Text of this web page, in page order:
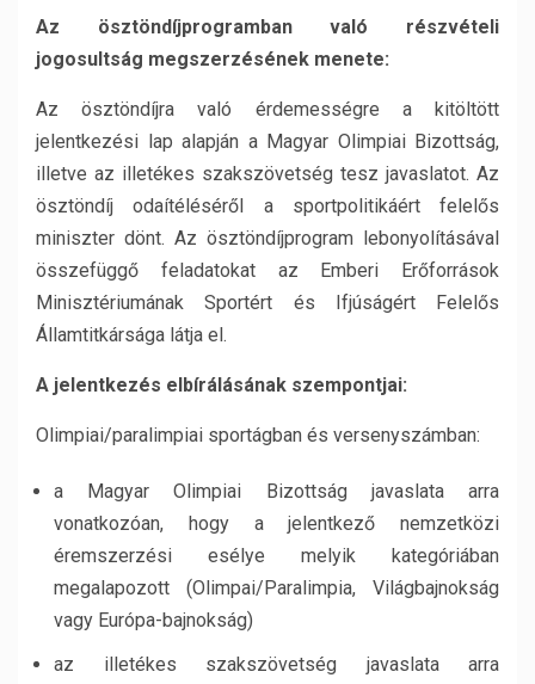
Az ösztöndíjprogramban való részvételi
jogosultság megszerzésének menete:
Az ösztöndíjra való érdemességre a kitöltött
jelentkezési lap alapján a Magyar Olimpiai Bizottság,
illetve az illetékes szakszövetség tesz javaslatot. Az
ösztöndíj odaítéléséről a sportpolitikáért felelős
miniszter dönt. Az ösztöndíjprogram lebonyolításával
összefüggő feladatokat az Emberi Erőforrások
Minisztériumának Sportért és Ifjúságért Felelős
Államtitkársága látja el.
A jelentkezés elbírálásának szempontjai:
Olimpiai/paralimpiai sportágban és versenyszámban:
a Magyar Olimpiai Bizottság javaslata arra
vonatkozóan, hogy a jelentkező nemzetközi
éremszerzési esélye melyik kategóriában
megalapozott (Olimpai/Paralimpia, Világbajnokság
vagy Európa-bajnokság)
az illetékes szakszövetség javaslata arra